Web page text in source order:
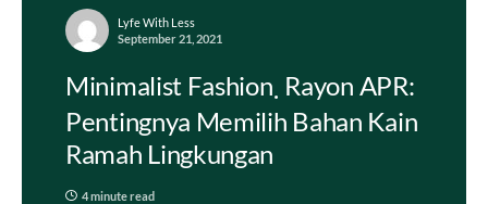
Lyfe With Less
September 21, 2021
Minimalist Fashion Rayon APR:
Pentingnya Memilih Bahan Kain
Ramah Lingkungan
4 minute read